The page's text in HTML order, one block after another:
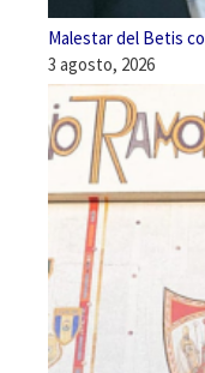
Malestar del Betis
3 agosto, 2026